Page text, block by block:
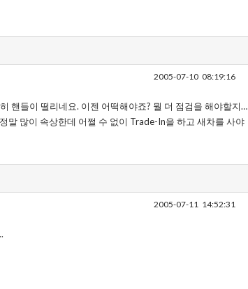
2005-07-10 08:19:16
핸들이 떨리네요. 이젠 어떡해야죠? 뭘 더 점검을 해야할지…
말 많이 속상한데 어쩔 수 없이 Trade-In을 하고 새차를 사야
2005-07-11 14:52:31